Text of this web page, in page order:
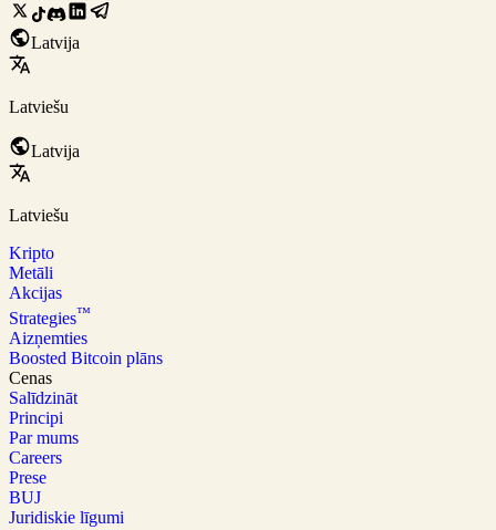
Latvija
Latviešu
Latvija
Latviešu
Kripto
Metāli
Akcijas
Strategies™
Aizņemties
Boosted Bitcoin plāns
Cenas
Salīdzināt
Principi
Par mums
Careers
Prese
BUJ
Juridiskie līgumi